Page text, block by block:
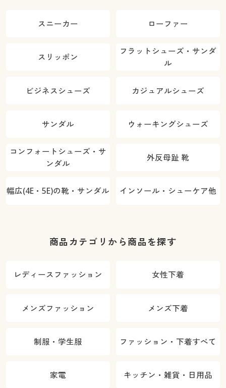
スニーカー ローファー
スリッポン
フラットシューズ・サンダ
ル
ビジネスシューズ カジュアルシューズ
サンダル ウォーキングシューズ
コンフォートシューズ・サ
ンダル
外反母趾 靴
幅広(4E・5E)の靴・サンダル インソール・シューケア他
商品カテゴリから商品を探す
レディースファッション 女性下着
メンズファッション メンズ下着
制服・学生服 ファッション・下着すべて
家電 キッチン・雑貨・日用品